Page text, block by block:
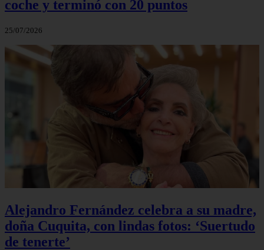
coche y terminó con 20 puntos
25/07/2026
Alejandro Fernández celebra a su madre,
doña Cuquita, con lindas fotos: ‘Suertudo
de tenerte’